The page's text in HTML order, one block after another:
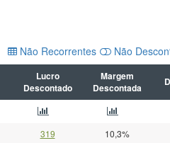
Não
Não Recorrentes
Lucro
Descontado
Margem
Descontada
319 10,3%